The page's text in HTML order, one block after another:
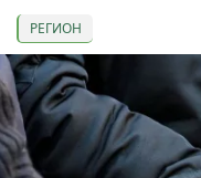
РЕГИОН